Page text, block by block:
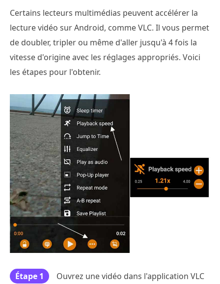
Certains lecteurs multimédias peuvent accélérer la
lecture vidéo sur Android, comme VLC. Il vous permet
de doubler, tripler ou même d'aller jusqu'à 4 fois la
vitesse d'origine avec les réglages appropriés. Voici
les étapes pour l'obtenir.
Étape 1 Ouvrez une vidéo dans l'application VLC